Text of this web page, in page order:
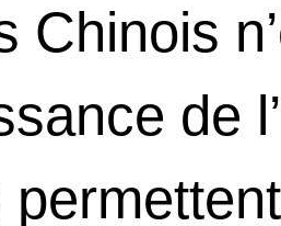
Chinois
de